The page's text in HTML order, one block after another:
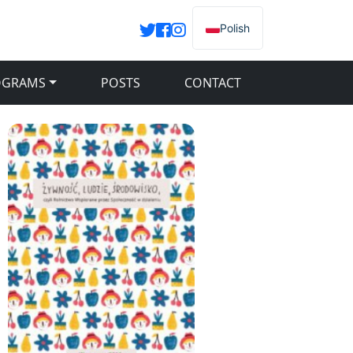
Polish
POSTS CONTACT